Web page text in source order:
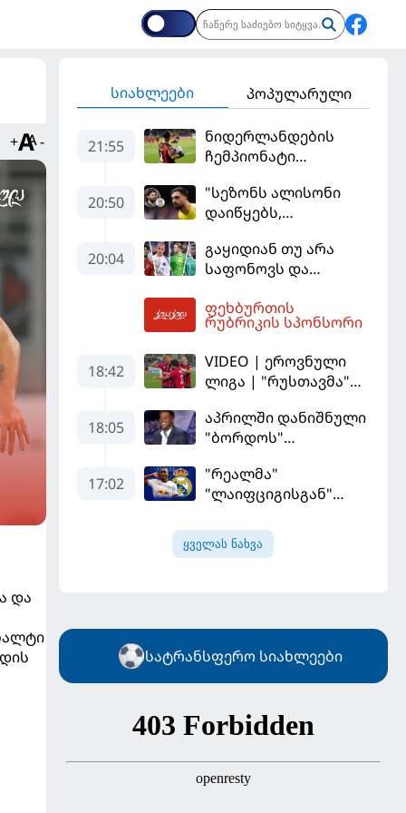
+ -
და
სიახლეები პოპულარული
21:55
ნიდერლანდების
ჩემპიონატი
გაიხსნა - ის მატჩის
MVP გახდა
20:50
"სეზონს ალისონი
დაიწყებს,
შანსის
გამოსაყენებლად
სჭირდება,
რომელსაც 100%-ით
მიიღებს" - განაცხადა
"ლივერპულის"
ყოფილმა მეკარემ
20:04
გაყიდიან თუ არა
საფონოვს და
იქნება პსჟ-ს
ძირითადი მეკარე?
ფეხბურთის
რუბრიკის სპონსორი
18:42
VIDEO | ეროვნული
ლიგა | "რუსთავმა"
დამსახურებულად
მოიგო, "ტორპედომ"
18:05
აპრილში დანიშნული
"ბორდოს"
გადააყენეს
17:02
"რეალმა"
"ლაიფციგისგან"
მილიონად შეიძინა
ყველას ნახვა
სატრანსფერო სიახლეები